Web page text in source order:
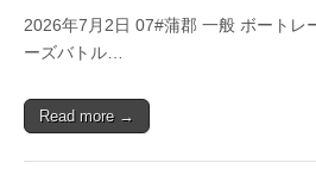
2026年7月2日 07#蒲郡 一般 ボートレ
ーズバトル…
Read more →